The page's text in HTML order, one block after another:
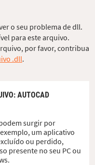
o seu problema de dll.
para este arquivo.
por favor, contribua
.dll.
: AUTOCAD
surgir por
um aplicativo
ou perdido,
presente no seu PC ou